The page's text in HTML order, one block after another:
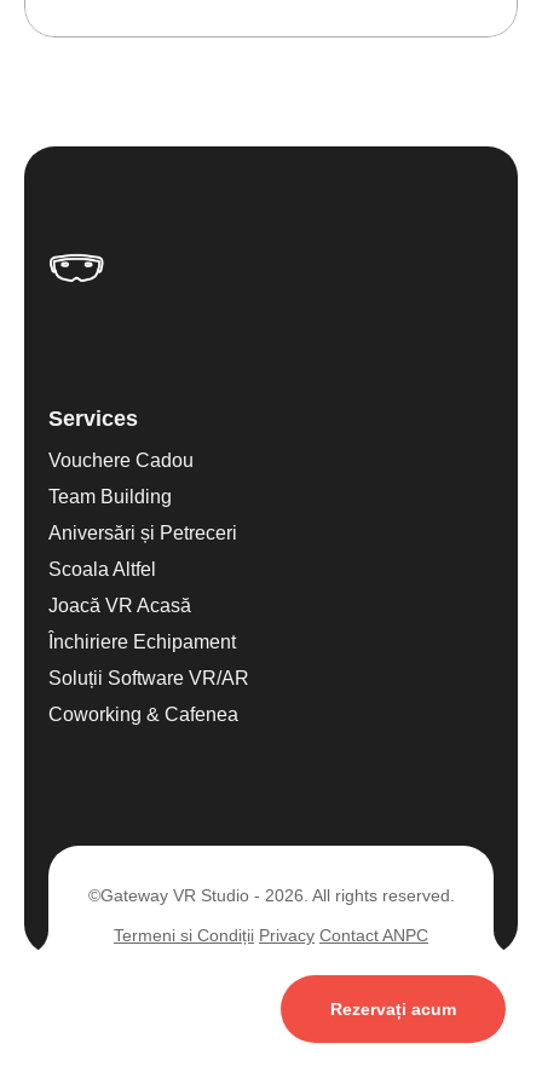
Services
Vouchere Cadou
Team Building
Aniversări și Petreceri
Scoala Altfel
Joacă VR Acasă
Închiriere Echipament
Soluții Software VR/AR
Coworking & Cafenea
©Gateway VR Studio - 2026. All rights reserved.
Termeni si Condiții Privacy Contact ANPC
Rezervați acum